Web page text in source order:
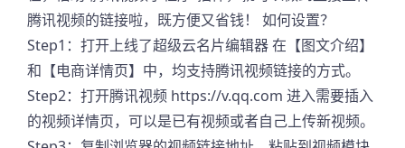
腾讯视频的链接啦，既方便又省钱！ 如何设置？
Step1：打开上线了超级云名片编辑器 在【图文介绍】
和【电商详情页】中，均支持腾讯视频链接的方式。
Step2：打开腾讯视频 https://v.qq.com 进入需要插入
的视频详情页，可以是已有视频或者自己上传新视频。